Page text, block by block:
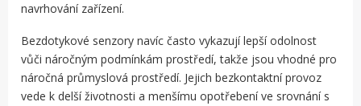
navrhování zařízení.
Bezdotykové senzory navíc často vykazují lepší odolnost
vůči náročným podmínkám prostředí, takže jsou vhodné pro
náročná průmyslová prostředí. Jejich bezkontaktní provoz
vede k delší životnosti a menšímu opotřebení ve srovnání s